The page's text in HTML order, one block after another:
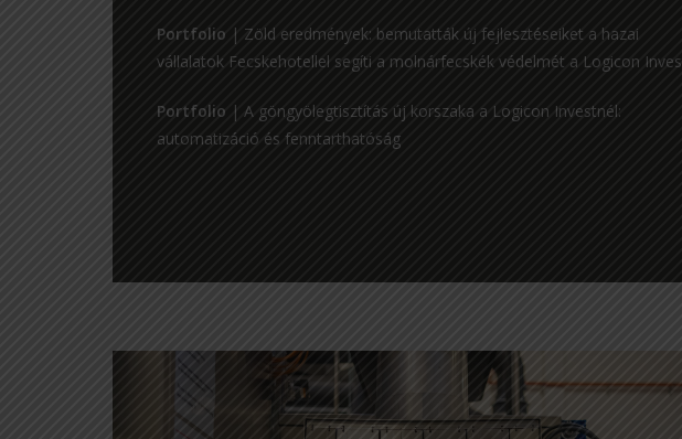
Portfolio | Zöld eredmények: bemutatták új fejlesztéseiket a hazai
vállalatok Fecskehotellel segíti a molnárfecskék védelmét a Logicon
Portfolio | A göngyölegtisztítás új korszaka a Logicon Investnél:
automatizáció és fenntarthatóság